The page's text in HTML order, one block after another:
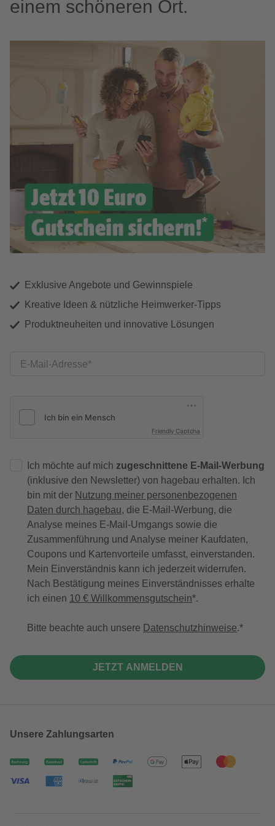
einem schöneren Ort.
Exklusive Angebote und Gewinnspiele
Kreative Ideen & nützliche Heimwerker-Tipps
Produktneuheiten und innovative Lösungen
E-Mail-Adresse
Friendly Captcha
Ich möchte auf mich zugeschnittene E-Mail-Werbung
(inklusive den Newsletter) von hagebau erhalten. Ich
bin mit der Nutzung meiner personenbezogenen
Daten durch hagebau, die E-Mail-Werbung, die
Analyse meines E-Mail-Umgangs sowie die
Zusammenführung und Analyse meiner Kaufdaten,
Coupons und Kartenvorteile umfasst, einverstanden.
Mein Einverständnis kann ich jederzeit widerrufen.
Nach Bestätigung meines Einverständnisses erhalte
ich einen 10 € Willkommensgutschein*.
Bitte beachte auch unsere Datenschutzhinweise.
JETZT ANMELDEN
Unsere Zahlungsarten